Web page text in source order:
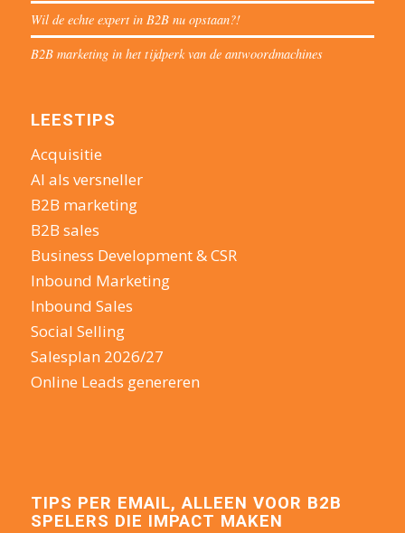
Wil de echte expert in B2B nu opstaan?!
B2B marketing in het tijdperk van de antwoordmachines
LEESTIPS
Acquisitie
AI als versneller
B2B marketing
B2B sales
Business Development & CSR
Inbound Marketing
Inbound Sales
Social Selling
Salesplan 2026/27
Online Leads genereren
TIPS PER EMAIL, ALLEEN VOOR B2B
SPELERS DIE IMPACT MAKEN